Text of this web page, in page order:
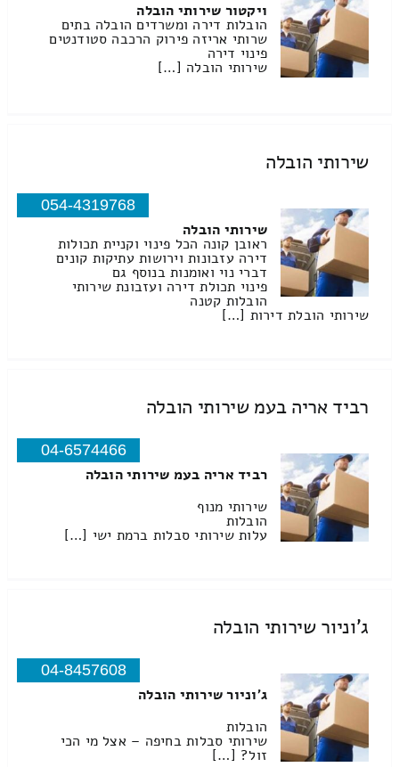
ויקטור שירותי הובלה
הובלות דירה ומשרדים הובלה בתים
שרותי אריזה פירוק הרכבה סטודנטים
פינוי דירה
שירותי הובלה […]
שירותי הובלה
054-4319768
שירותי הובלה
ראובן קונה הכל פינוי וקניית תכולות
דירה עזבונות וירושות עתיקות קונים
דברי נוי ואומנות בנוסף גם
פינוי תכולת דירה ועזבונת שירותי
הובלות קטנה
שירותי הובלת דירות […]
רביד אריה בעמ שירותי הובלה
04-6574466
רביד אריה בעמ שירותי הובלה
שירותי מנוף
הובלות
עלות שירותי סבלות ברמת ישי […]
ג'וניור שירותי הובלה
04-8457608
ג'וניור שירותי הובלה
הובלות
שירותי סבלות בחיפה – אצל מי הכי
זול? […]